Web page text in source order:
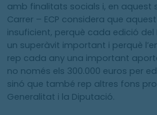
amb finalitats socials i, en aquest
Carrer – ECP considera que
insuficient, perquè cada edició
un superàvit important i perquè
rep cada any una important
no només els 300.000 euros per
sinó que també rep altres fons
Generalitat i la Diputació.